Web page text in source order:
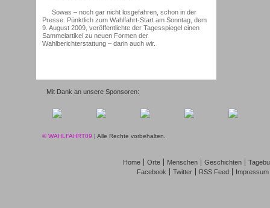
Sowas – noch gar nicht losgefahren, schon in der
Presse. Pünktlich zum Wahlfahrt-Start am Sonntag, dem
9. August 2009, veröffentlichte der Tagesspiegel einen
Sammelartikel zu neuen Formen der
Wahlberichterstattung – darin auch wir.
Mit Dank an unsere Sponsoren:
© WAHLFAHRT09 | Alle Rechte vorbehalten.
Home Orte Menschen Geschichten
Facebook
Twitter RSS Feed Impressum